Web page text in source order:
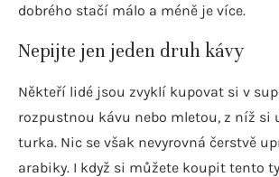
dobrého stačí málo a méně je více.
Nepijte jen jeden druh kávy
Někteří lidé jsou zvyklí kupovat si v
rozpustnou kávu nebo mletou, z níž si
turka. Nic se však nevyrovná čerstvě
arabiky. I když si můžete koupit tento